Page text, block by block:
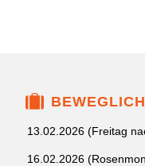
13.02.2026 (Freitag
16.02.2026